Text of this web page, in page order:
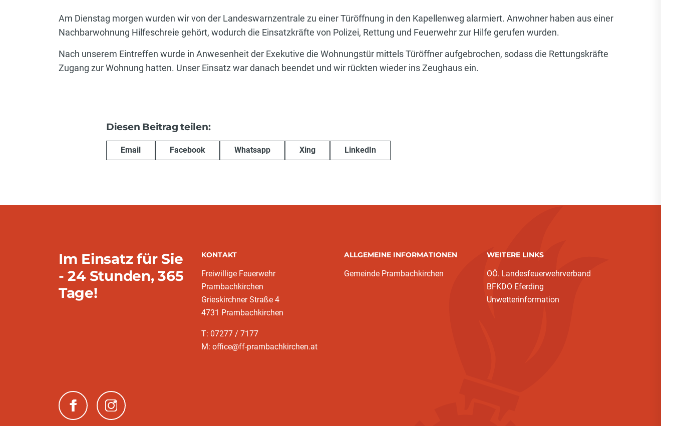
Am Dienstag morgen wurden wir von der Landeswarnzentrale zu einer Türöffnung in den Kapellenweg alarmiert. Anwohner haben aus einer
Nachbarwohnung Hilfeschreie gehört, wodurch die Einsatzkräfte von Polizei, Rettung und Feuerwehr zur Hilfe gerufen wurden.
Nach unserem Eintreffen wurde in Anwesenheit der Exekutive die Wohnungstür mittels Türöffner aufgebrochen, sodass die Rettungskräfte
Zugang zur Wohnung hatten. Unser Einsatz war danach beendet und wir rückten wieder ins Zeughaus ein.
Diesen Beitrag teilen:
Email Facebook Whatsapp Xing LinkedIn
Im Einsatz für Sie
- 24 Stunden, 365
Tage!
KONTAKT
Freiwillige Feuerwehr
Prambachkirchen
Grieskirchner Straße 4
4731 Prambachkirchen
T: 07277 / 7177
M: office@ff-prambachkirchen.at
ALLGEMEINE INFORMATIONEN
Gemeinde Prambachkirchen
WEITERE LINKS
OÖ. Landesfeuerwehrverband
BFKDO Eferding
Unwetterinformation
(neues Fenster)(neues Fenster)